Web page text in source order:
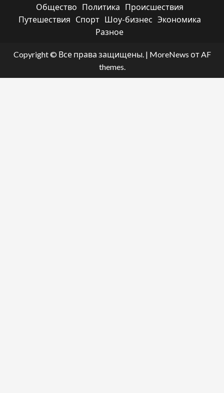
Общество
Политика
Происшествия
Путешествия
Спорт Шоу-бизнес Экономика
Разное
Copyright © Все права защищены. | MoreNews от AF
themes.